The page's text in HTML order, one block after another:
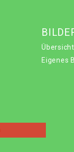
Übersicht
Eigenes